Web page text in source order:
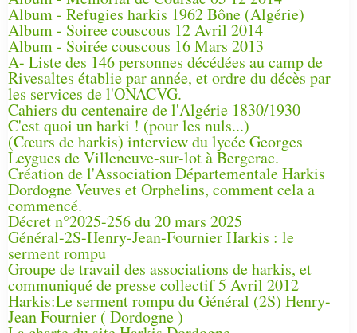
Album - Refugies harkis 1962 Bône (Algérie)
Album - Soiree couscous 12 Avril 2014
Album - Soirée couscous 16 Mars 2013
A- Liste des 146 personnes décédées au camp de
Rivesaltes établie par année, et ordre du décès par
les services de l'ONACVG.
Cahiers du centenaire de l'Algérie 1830/1930
C'est quoi un harki ! (pour les nuls...)
(Cœurs de harkis) interview du lycée Georges
Leygues de Villeneuve-sur-lot à Bergerac.
Création de l'Association Départementale Harkis
Dordogne Veuves et Orphelins, comment cela a
commencé.
Décret n°2025-256 du 20 mars 2025
Général-2S-Henry-Jean-Fournier Harkis : le
serment rompu
Groupe de travail des associations de harkis, et
communiqué de presse collectif 5 Avril 2012
Harkis:Le serment rompu du Général (2S) Henry-
Jean Fournier ( Dordogne )